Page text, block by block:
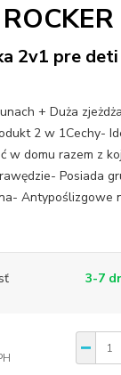
2v1 pre
+ Duża
2 w 1Cechy-
w domu razem z
Posiada
Antypoślizgowe
3-7